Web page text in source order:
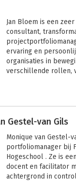
Jan Bloem is een
consultant,
ervaring en
organisaties in
verschillende rollen,
opzetten, ontwerpen,
verschillende
conventionele
in agile omgevingen
zelforganiserende
Gestel-van Gils
Monique van Gestel-
portfoliomanager bij
Hogeschool . Ze is
docent en facilitator
achtergrond in